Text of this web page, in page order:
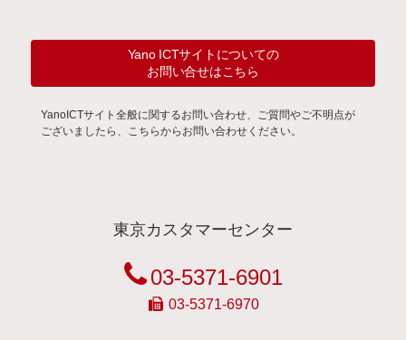
Yano ICTサイトについての
お問い合せはこちら
YanoICTサイト全般に関するお問い合わせ、ご質問やご不明点が
ございましたら、こちらからお問い合わせください。
東京カスタマーセンター
03-5371-6901
03-5371-6970